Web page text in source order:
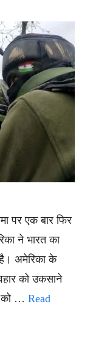
पर एक बार फिर
ने भारत का
अमेरिका के
को उकसाने
को … Read